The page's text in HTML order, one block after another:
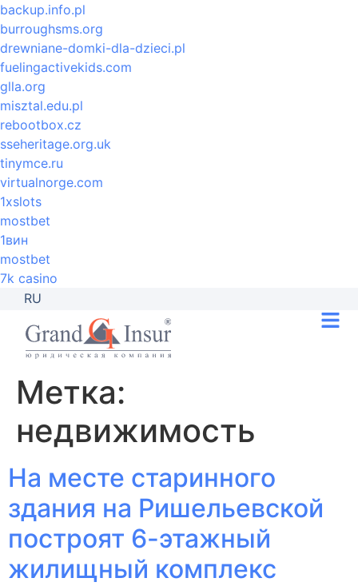
backup.info.pl
burroughsms.org
drewniane-domki-dla-dzieci.pl
fuelingactivekids.com
glla.org
misztal.edu.pl
rebootbox.cz
sseheritage.org.uk
tinymce.ru
virtualnorge.com
1xslots
mostbet
1вин
mostbet
7k casino
RU
Метка:
недвижимость
На месте старинного
здания на Ришельевской
построят 6-этажный
жилищный комплекс